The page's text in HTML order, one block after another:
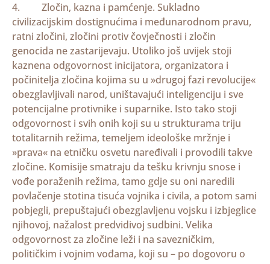
4. Zločin, kazna i pamćenje. Sukladno
civilizacijskim dostignućima i međunarodnom pravu,
ratni zločini, zločini protiv čovječnosti i zločin
genocida ne zastarijevaju. Utoliko još uvijek stoji
kaznena odgovornost inicijatora, organizatora i
počinitelja zločina kojima su u »drugoj fazi revolucije«
obezglavljivali narod, uništavajući inteligenciju i sve
potencijalne protivnike i suparnike. Isto tako stoji
odgovornost i svih onih koji su u strukturama triju
totalitarnih režima, temeljem ideološke mržnje i
»prava« na etničku osvetu naređivali i provodili takve
zločine. Komisije smatraju da tešku krivnju snose i
vođe poraženih režima, tamo gdje su oni naredili
povlačenje stotina tisuća vojnika i civila, a potom sami
pobjegli, prepuštajući obezglavljenu vojsku i izbjeglice
njihovoj, nažalost predvidivoj sudbini. Velika
odgovornost za zločine leži i na savezničkim,
političkim i vojnim vođama, koji su – po dogovoru o